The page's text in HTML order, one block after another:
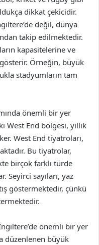
dikkat çekicidir.
değil, dünya
takip edilmektedir.
kapasitelerine ve
Örneğin, büyük
stadyumların tam
önemli bir yer
West End bölgesi, yıllık
West End tiyatroları,
Bu tiyatrolar,
birçok farklı türde
Seyirci sayıları, yaz
göstermektedir, çünkü
önemli bir yer
düzenlenen büyük